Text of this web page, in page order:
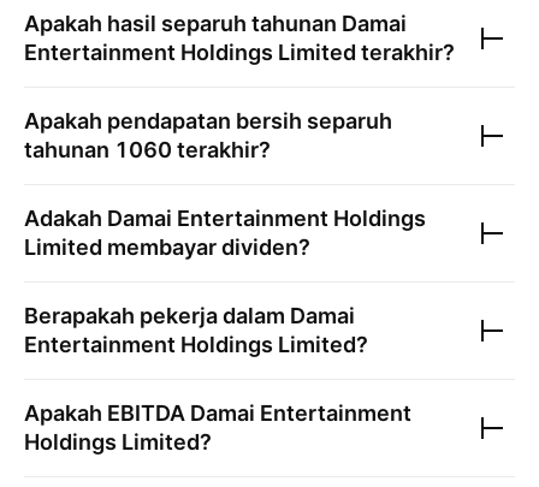
Apakah hasil separuh tahunan Damai
Entertainment Holdings Limited terakhir?
Apakah pendapatan bersih separuh
tahunan 1060 terakhir?
Adakah Damai Entertainment Holdings
Limited membayar dividen?
Berapakah pekerja dalam Damai
Entertainment Holdings Limited?
Apakah EBITDA Damai Entertainment
Holdings Limited?